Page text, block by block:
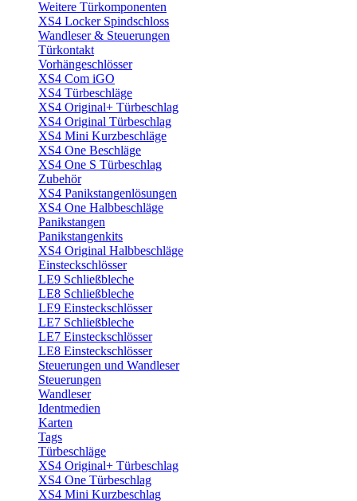
Weitere Türkomponenten
XS4 Locker Spindschloss
Wandleser & Steuerungen
Türkontakt
Vorhängeschlösser
XS4 Com iGO
XS4 Türbeschläge
XS4 Original+ Türbeschlag
XS4 Original Türbeschlag
XS4 Mini Kurzbeschläge
XS4 One Beschläge
XS4 One S Türbeschlag
Zubehör
XS4 Panikstangenlösungen
XS4 One Halbbeschläge
Panikstangen
Panikstangenkits
XS4 Original Halbbeschläge
Einsteckschlösser
LE9 Schließbleche
LE8 Schließbleche
LE9 Einsteckschlösser
LE7 Schließbleche
LE7 Einsteckschlösser
LE8 Einsteckschlösser
Steuerungen und Wandleser
Steuerungen
Wandleser
Identmedien
Karten
Tags
Türbeschläge
XS4 Original+ Türbeschlag
XS4 One Türbeschlag
XS4 Mini Kurzbeschlag